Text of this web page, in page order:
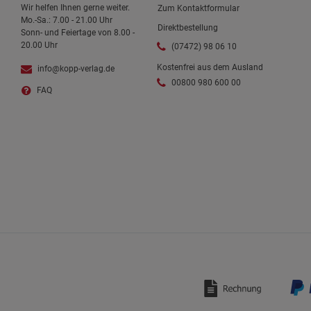
Wir helfen Ihnen gerne weiter.
Mo.-Sa.: 7.00 - 21.00 Uhr
Sonn- und Feiertage von 8.00 -
20.00 Uhr
info@kopp-verlag.de
FAQ
Zum Kontaktformular
Direktbestellung
(07472) 98 06 10
Kostenfrei aus dem Ausland
00800 980 600 00